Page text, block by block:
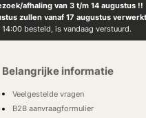
afhaling van 3 t/m 14 augustus !!
zullen vanaf 17 augustus
besteld, is vandaag verstuurd.
Belangrijke informatie
Veelgestelde vragen
B2B aanvraagformulier